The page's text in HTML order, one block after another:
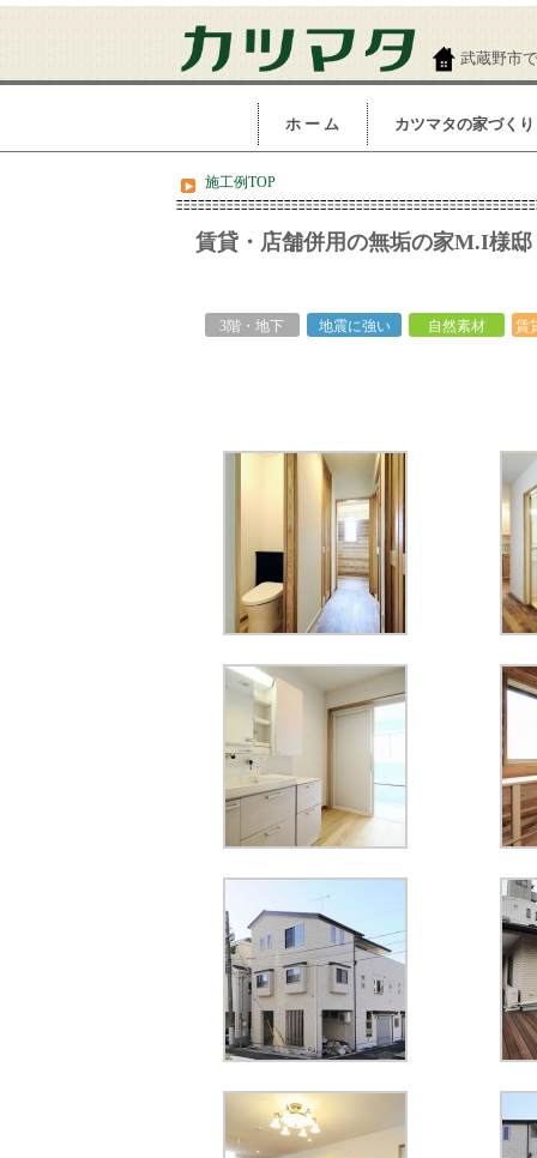
武蔵野市
ホ ー ム カツマタの家づくり
施工例TOP
賃貸・店舗併用の無垢の家M.I様邸
3階・地下 地震に強い 自然素材 賃